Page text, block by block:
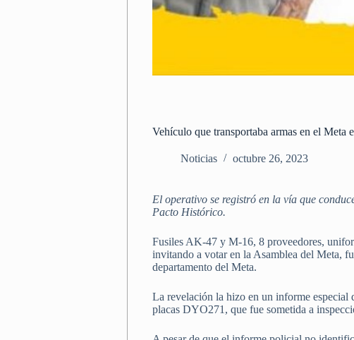
Vehículo que transportaba armas en el Meta
Noticias octubre 26, 2023
El operativo se registró en la vía que
Pacto Histórico.
Fusiles AK-47 y M-16, 8 proveedores,
invitando a votar en la Asamblea del Meta,
departamento del Meta.
La revelación la hizo en un informe especial
placas DYO271, que fue sometida a